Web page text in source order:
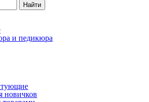
и педикюра
новичков